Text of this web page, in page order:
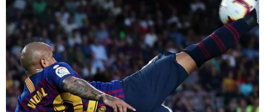
EUROPA LEAGUE
SERIE A
LA LIGA
QUIENES SOMOS
STAFF
TÉRMINOS Y CONDICIONES
SELECCIÓN CHILENA
COLO COLO
UNIVERSIDAD DE CHILE